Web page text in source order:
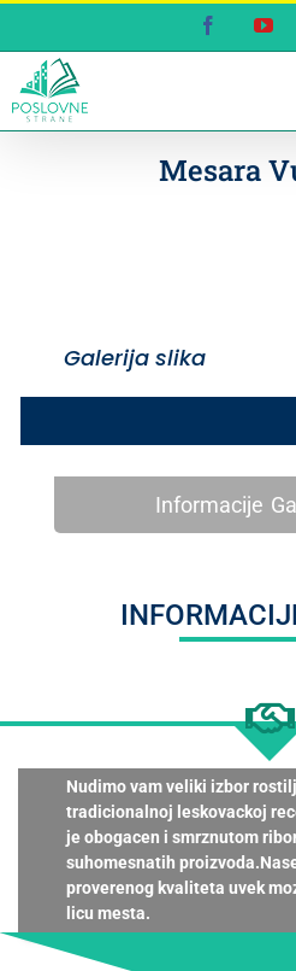
content
Facebook
Mesara
Galerija slika
Informacije
Nudimo vam veliki izbor
tradicionalnoj leskovackoj
je obogacen i smrznutom
suhomesnatih
proverenog kvaliteta uvek
licu mesta.